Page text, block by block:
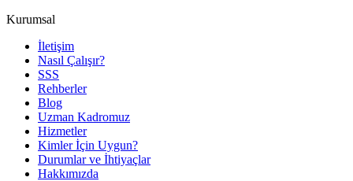
Kurumsal
İletişim
Nasıl Çalışır?
SSS
Rehberler
Blog
Uzman Kadromuz
Hizmetler
Kimler İçin Uygun?
Durumlar ve İhtiyaçlar
Hakkımızda